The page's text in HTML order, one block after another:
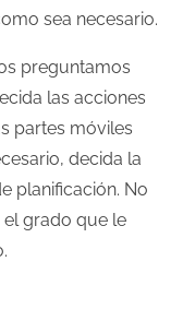
sea necesario.
preguntamos
las acciones
partes móviles
decida la
planificación. No
el grado que le